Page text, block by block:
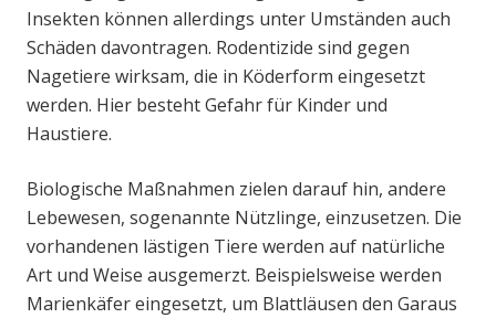
Insekten können allerdings unter Umständen auch
Schäden davontragen. Rodentizide sind gegen
Nagetiere wirksam, die in Köderform eingesetzt
werden. Hier besteht Gefahr für Kinder und
Haustiere.
Biologische Maßnahmen zielen darauf hin, andere
Lebewesen, sogenannte Nützlinge, einzusetzen. Die
vorhandenen lästigen Tiere werden auf natürliche
Art und Weise ausgemerzt. Beispielsweise werden
Marienkäfer eingesetzt, um Blattläusen den Garaus